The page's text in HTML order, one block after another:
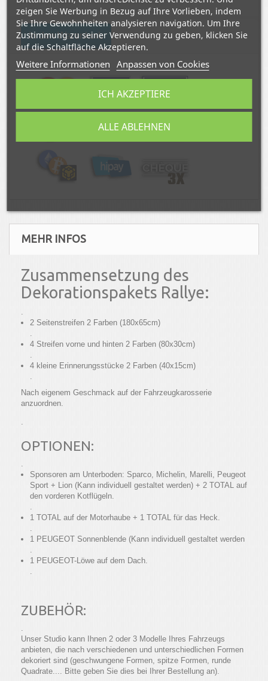
In den Warenkorb
MEHR INFOS
Zusammensetzung des
Dekorationspakets Rallye:
.
2 Seitenstreifen 2 Farben (180x65cm)
.
4 Streifen vorne und hinten 2 Farben (80x30cm)
.
4 kleine Erinnerungsstücke 2 Farben (40x15cm)
.
Nach eigenem Geschmack auf der Fahrzeugkarosserie
anzuordnen.
.
OPTIONEN:
.
Sponsoren am Unterboden: Sparco, Michelin, Marelli, Peugeot
Sport + Lion (Kann individuell gestaltet werden) + 2 TOTAL auf
den vorderen Kotflügeln.
.
1 TOTAL auf der Motorhaube + 1 TOTAL für das Heck.
.
1 PEUGEOT Sonnenblende (Kann individuell gestaltet werden
.
1 PEUGEOT-Löwe auf dem Dach.
.
ZUBEHÖR:
.
Unser Studio kann Ihnen 2 oder 3 Modelle Ihres Fahrzeugs
anbieten, die nach verschiedenen und unterschiedlichen Formen
dekoriert sind (geschwungene Formen, spitze Formen, runde
Quadrate.... Bitte geben Sie dies bei Ihrer Bestellung an).
zeigen Sie Werbung in Bezug auf Ihre Vorlieben, indem
Sie Ihre Gewohnheiten analysieren navigation. Um Ihre
Zustimmung zu seiner Verwendung zu geben, klicken Sie
auf die Schaltfläche Akzeptieren.
Weitere Informationen Anpassen von Cookies
ALLE ABLEHNEN
ICH AKZEPTIERE